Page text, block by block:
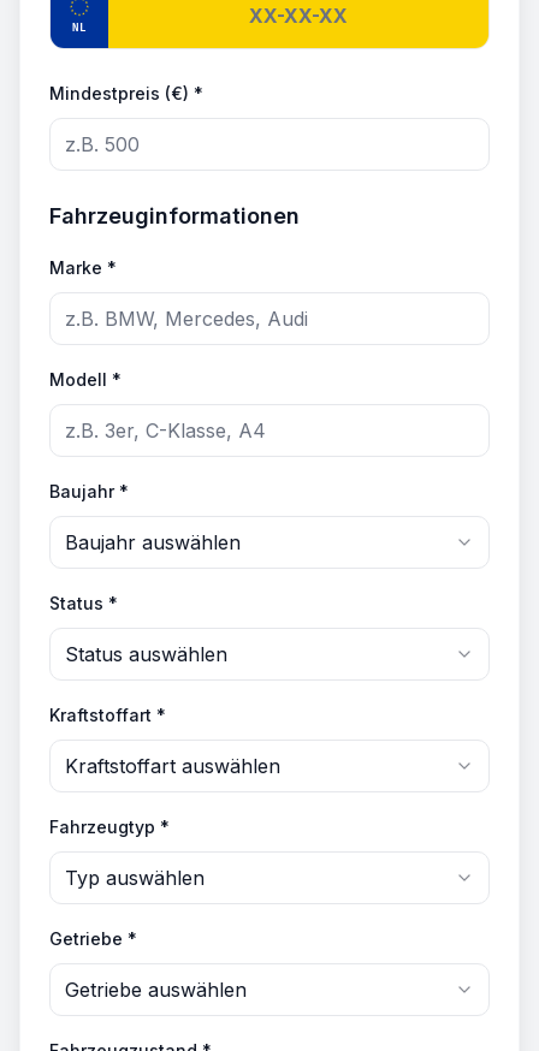
NL
Mindestpreis (€) *
Fahrzeuginformationen
Marke *
Modell *
Baujahr *
Baujahr auswählen
Status *
Status auswählen
Kraftstoffart *
Kraftstoffart auswählen
Fahrzeugtyp *
Typ auswählen
Getriebe *
Getriebe auswählen